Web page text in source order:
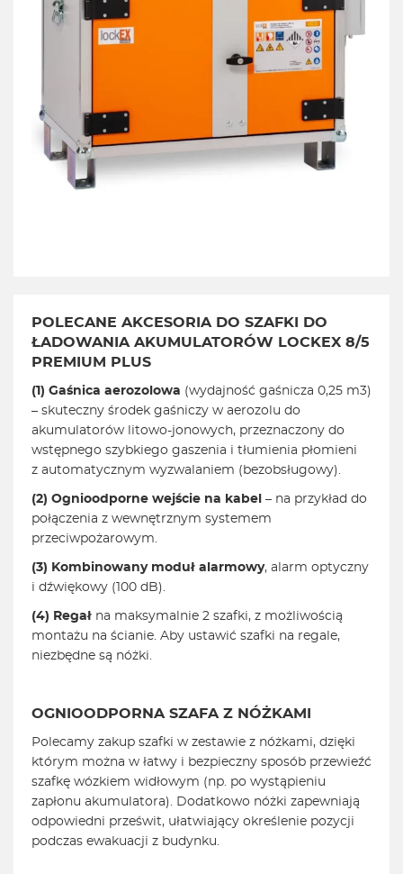
POLECANE AKCESORIA DO SZAFKI DO
ŁADOWANIA AKUMULATORÓW LOCKEX 8/5
PREMIUM PLUS
(1) Gaśnica aerozolowa (wydajność gaśnicza 0,25 m3)
– skuteczny środek gaśniczy w aerozolu do
akumulatorów litowo-jonowych, przeznaczony do
wstępnego szybkiego gaszenia i tłumienia płomieni
z automatycznym wyzwalaniem (bezobsługowy).
(2) Ognioodporne wejście na kabel – na przykład do
połączenia z wewnętrznym systemem
przeciwpożarowym.
(3) Kombinowany moduł alarmowy, alarm optyczny
i dźwiękowy (100 dB).
(4) Regał na maksymalnie 2 szafki, z możliwością
montażu na ścianie. Aby ustawić szafki na regale,
niezbędne są nóżki.
OGNIOODPORNA SZAFA Z NÓŻKAMI
Polecamy zakup szafki w zestawie z nóżkami, dzięki
którym można w łatwy i bezpieczny sposób przewieźć
szafkę wózkiem widłowym (np. po wystąpieniu
zapłonu akumulatora). Dodatkowo nóżki zapewniają
odpowiedni prześwit, ułatwiający określenie pozycji
podczas ewakuacji z budynku.